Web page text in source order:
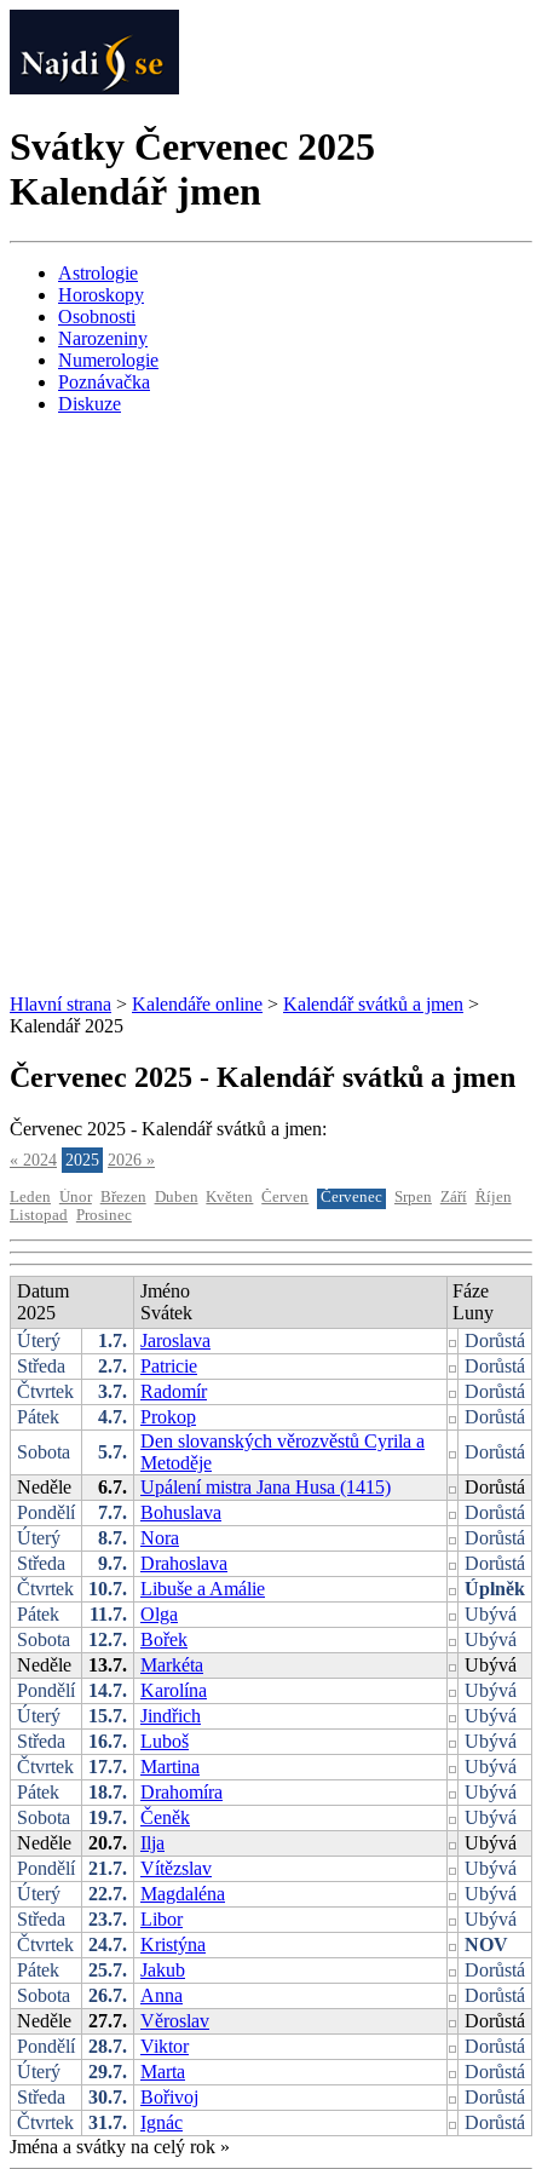
Svátky Červenec 2025
Kalendář jmen
Astrologie
Horoskopy
Osobnosti
Narozeniny
Numerologie
Poznávačka
Diskuze
Hlavní strana > Kalendáře online > Kalendář svátků a jmen >
Kalendář 2025
Červenec 2025 - Kalendář svátků a jmen
Červenec 2025 - Kalendář svátků a jmen:
« 2024 2025 2026 »
Leden Únor Březen Duben Květen Červen Červenec Srpen Září Říjen
Listopad Prosinec
Datum
2025
Jméno
Svátek
Fáze
Luny
Úterý
1.7. Jaroslava
Dorůstá
Středa
2.7. Patricie
Dorůstá
Čtvrtek
3.7. Radomír
Dorůstá
Pátek
4.7. Prokop
Dorůstá
Sobota
5.7.
Den slovanských věrozvěstů Cyrila a
Metoděje
Dorůstá
Neděle
6.7. Upálení mistra Jana Husa (1415)
Dorůstá
Pondělí
7.7. Bohuslava
Dorůstá
Úterý
8.7. Nora
Dorůstá
Středa
9.7. Drahoslava
Dorůstá
Čtvrtek
10.7. Libuše a Amálie
Úplněk
Pátek
11.7. Olga
Ubývá
Sobota
12.7. Bořek
Ubývá
Neděle
13.7. Markéta
Ubývá
Pondělí
14.7. Karolína
Ubývá
Úterý
15.7. Jindřich
Ubývá
Středa
16.7. Luboš
Ubývá
Čtvrtek
17.7. Martina
Ubývá
Pátek
18.7. Drahomíra
Ubývá
Sobota
19.7. Čeněk
Ubývá
Neděle
20.7. Ilja
Ubývá
Pondělí
21.7. Vítězslav
Ubývá
Úterý
22.7. Magdaléna
Ubývá
Středa
23.7. Libor
Ubývá
Čtvrtek
24.7. Kristýna
NOV
Pátek
25.7. Jakub
Dorůstá
Sobota
26.7. Anna
Dorůstá
Neděle
27.7. Věroslav
Dorůstá
Pondělí
28.7. Viktor
Dorůstá
Úterý
29.7. Marta
Dorůstá
Středa
30.7. Bořivoj
Dorůstá
Čtvrtek
31.7. Ignác
Dorůstá
Jména a svátky na celý rok »